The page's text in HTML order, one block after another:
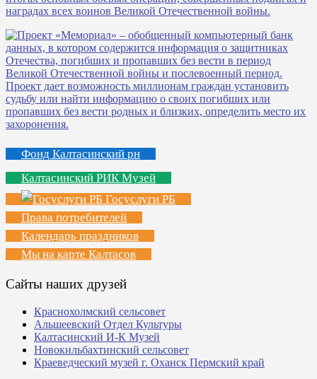
Фонд Калтасинский рн
Калтасинский РИК Музей
Госуслуги РБ
Права потребителей
Календарь праздников
Мы на карте Калтасов
Сайты наших друзей
Краснохолмский сельсовет
Альшеевский Отдел Культуры
Калтасинский И-К Музей
Новокильбахтинский сельсовет
Краеведческий музей г. Оханск Пермский край